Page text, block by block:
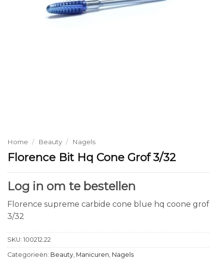
Home / Beauty / Nagels
Florence Bit Hq Cone Grof 3/32
Log in om te bestellen
Florence supreme carbide cone blue hq coone grof
3/32
SKU: 100212.22
Categorieën: Beauty, Manicuren, Nagels